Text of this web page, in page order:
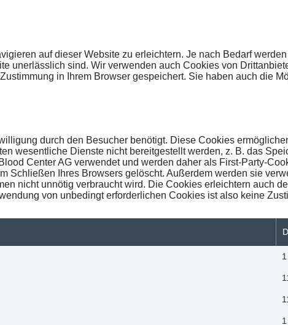
auf dieser Website zu erleichtern. Je nach Bedarf
unerlässlich sind. Wir verwenden auch Cookies von
in Ihrem Browser gespeichert. Sie haben auch die
durch den Besucher benötigt. Diese Cookies
wesentliche Dienste nicht bereitgestellt werden, z. B. das
Center AG verwendet und werden daher als First-Party-
Schließen Ihres Browsers gelöscht. Außerdem werden sie
nicht unnötig verbraucht wird. Die Cookies erleichtern auch
von unbedingt erforderlichen Cookies ist also keine